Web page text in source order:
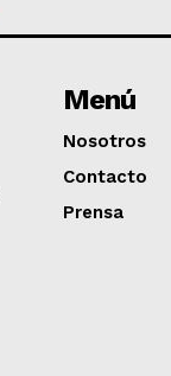
Menú
Nosotros
Contacto
Prensa